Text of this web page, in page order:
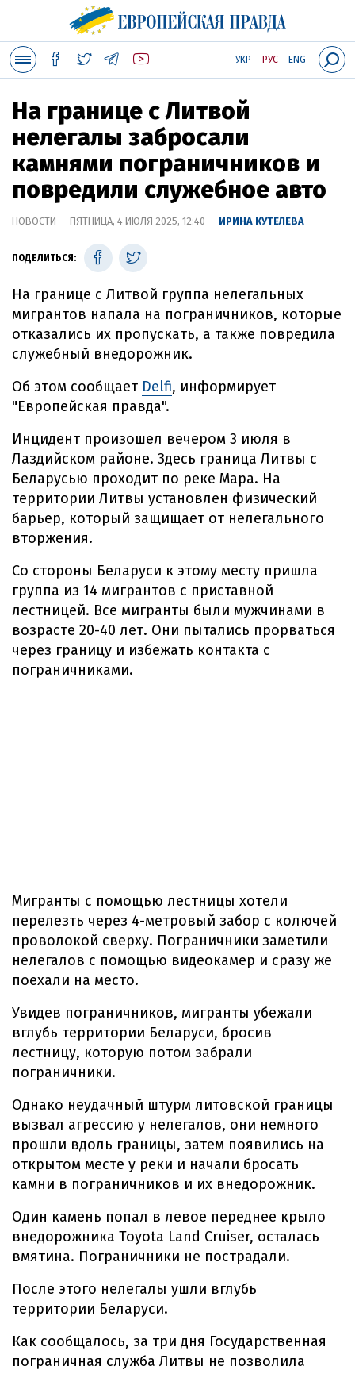
УКР РУС ENG
На границе с Литвой
нелегалы забросали
камнями пограничников и
повредили служебное авто
НОВОСТИ — ПЯТНИЦА, 4 ИЮЛЯ 2025, 12:40 — ИРИНА КУТЕЛЕВА
ПОДЕЛИТЬСЯ:
На границе с Литвой группа нелегальных
мигрантов напала на пограничников, которые
отказались их пропускать, а также повредила
служебный внедорожник.
Об этом сообщает Delfi, информирует
"Европейская правда".
Инцидент произошел вечером 3 июля в
Лаздийском районе. Здесь граница Литвы с
Беларусью проходит по реке Мара. На
территории Литвы установлен физический
барьер, который защищает от нелегального
вторжения.
Со стороны Беларуси к этому месту пришла
группа из 14 мигрантов с приставной
лестницей. Все мигранты были мужчинами в
возрасте 20-40 лет. Они пытались прорваться
через границу и избежать контакта с
пограничниками.
Мигранты с помощью лестницы хотели
перелезть через 4-метровый забор с колючей
проволокой сверху. Пограничники заметили
нелегалов с помощью видеокамер и сразу же
поехали на место.
Увидев пограничников, мигранты убежали
вглубь территории Беларуси, бросив
лестницу, которую потом забрали
пограничники.
Однако неудачный штурм литовской границы
вызвал агрессию у нелегалов, они немного
прошли вдоль границы, затем появились на
открытом месте у реки и начали бросать
камни в пограничников и их внедорожник.
Один камень попал в левое переднее крыло
внедорожника Toyota Land Cruiser, осталась
вмятина. Пограничники не пострадали.
После этого нелегалы ушли вглубь
территории Беларуси.
Как сообщалось, за три дня Государственная
пограничная служба Литвы не позволила